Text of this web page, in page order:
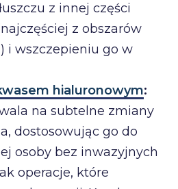
z innej części
z obszarów
i wszczepieniu go w
hialuronowym:
na subtelne zmiany
dostosowując go do
osoby bez inwazyjnych
operacje, które